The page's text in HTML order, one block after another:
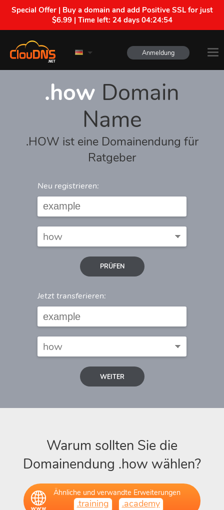
Special Offer | Buy a domain and add Positive SSL for just
$6.99 | Time left: 24 days 04:24:54
Anmeldung
.how Domain
Name
.HOW ist eine Domainendung für
Ratgeber
Neu registrieren:
PRÜFEN
Jetzt transferieren:
WEITER
Warum sollten Sie die
Domainendung .how wählen?
Ähnliche und verwandte Erweiterungen
.training .academy